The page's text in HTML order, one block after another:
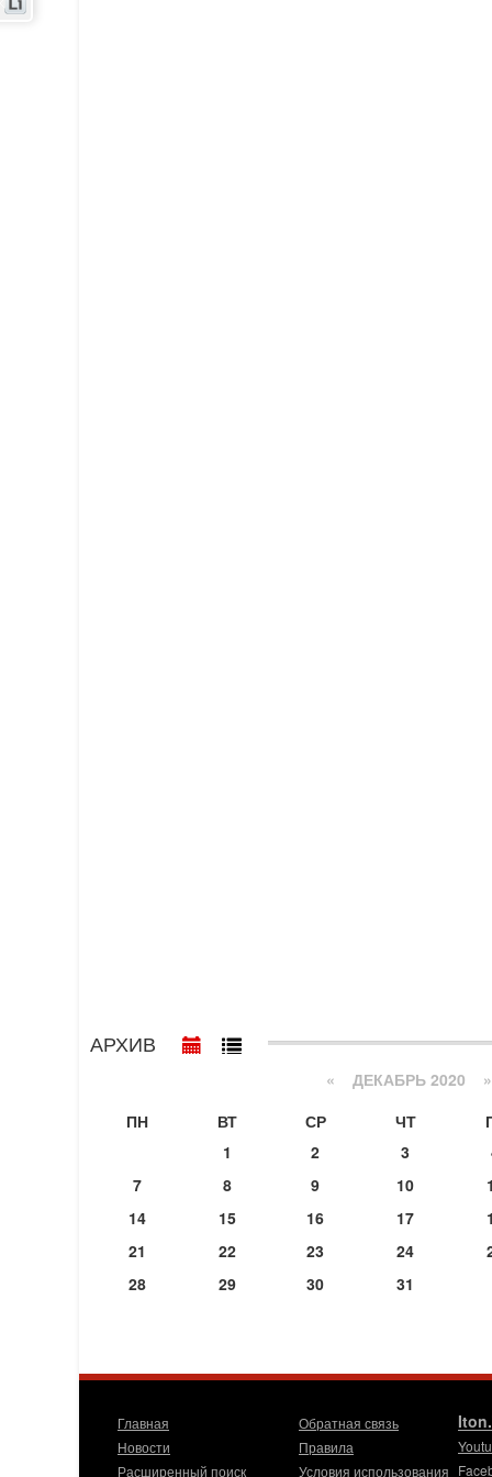
АРХИВ
« ДЕКАБРЬ 2020 »
ПН
ВТ СР ЧТ
1
2 3
7
8 9 10
14
15 16 17
21
22 23 24
28
29 30 31
Главная
Новости
Расширенный поиск
Обратная связь
Правила
Условия использования